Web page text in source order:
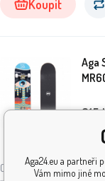
jednom balení.
Koupit
Aga
Objevte svět
615
Aga24.eu a partneři
Vám mimo jiné